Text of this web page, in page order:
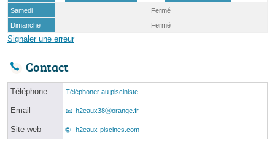
Samedi
Fermé
Dimanche
Fermé
Signaler une erreur
Contact
Téléphone Téléphoner au pisciniste
Email h2eaux38ⓐorange.fr
Site web h2eaux-piscines.com